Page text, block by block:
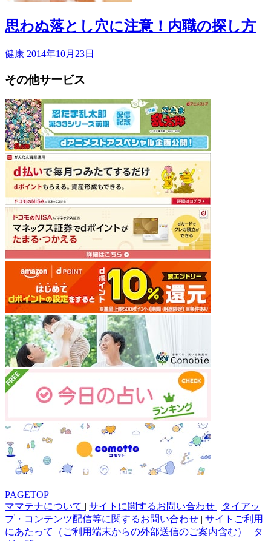
思わぬ落とし穴に注意！内職の探し方
健康 2014年10月23日
その他サービス
PAGETOP
ママテナについて | サイトに関するお問い合わせ | タイアッ
プ・コンテンツ配信等に関するお問い合わせ | サイトご利用
にあたって（ご利用端末からの外部送信のご案内含む） | タ